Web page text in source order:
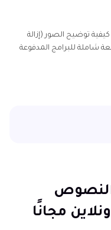
توضيح الصور (إزالة
شاملة للبرامج المدفوعة
في الصور على
النصوص
مجانًا